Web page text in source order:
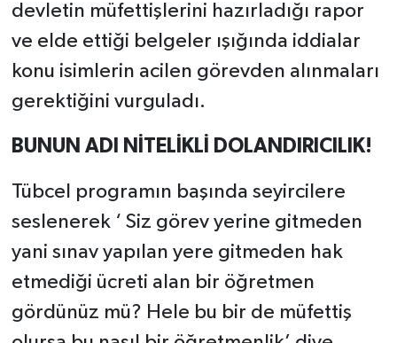
devletin müfettişlerini hazırladığı rapor
ve elde ettiği belgeler ışığında iddialar
konu isimlerin acilen görevden alınmaları
gerektiğini vurguladı.
BUNUN ADI NİTELİKLİ DOLANDIRICILIK!
Tübcel programın başında seyircilere
seslenerek ‘ Siz görev yerine gitmeden
yani sınav yapılan yere gitmeden hak
etmediği ücreti alan bir öğretmen
gördünüz mü? Hele bu bir de müfettiş